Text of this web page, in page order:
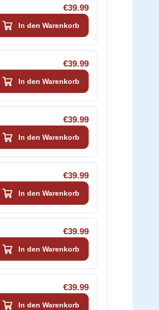
€39.99
In den Warenkorb
€39.99
In den Warenkorb
€39.99
In den Warenkorb
€39.99
In den Warenkorb
€39.99
In den Warenkorb
€39.99
In den Warenkorb